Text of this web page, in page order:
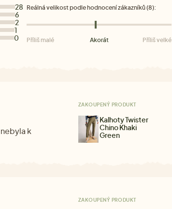
28
6
2
1
0
Reálná velikost podle hodnocení zákazníků (8):
Příliš malé Akorát Příliš velké
k
ZAKOUPENÝ PRODUKT
Kalhoty Twister
Chino Khaki
Green
ZAKOUPENÝ PRODUKT